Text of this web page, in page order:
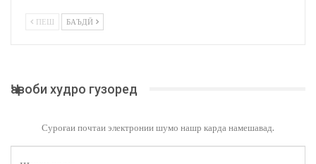
ПЕШ БАЪДӢ
Ҷавоби худро гузоред
Суроғаи почтаи электронии шумо нашр карда намешавад.